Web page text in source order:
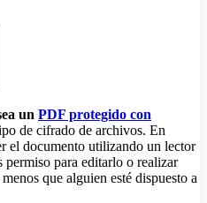
un PDF protegido con
de cifrado de archivos. En
el documento utilizando un lector
permiso para editarlo o realizar
que alguien esté dispuesto a